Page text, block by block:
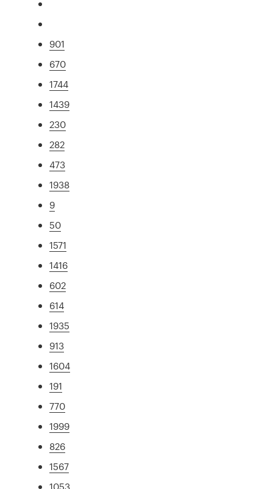
901
670
1744
1439
230
282
473
1938
9
50
1571
1416
602
614
1935
913
1604
191
770
1999
826
1567
1053